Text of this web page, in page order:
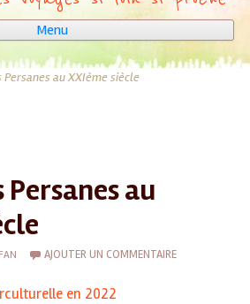
Menu
Aller
au
Persanes au XXIème siècle
au
AJOUTER UN COMMENTAIRE
en 2022